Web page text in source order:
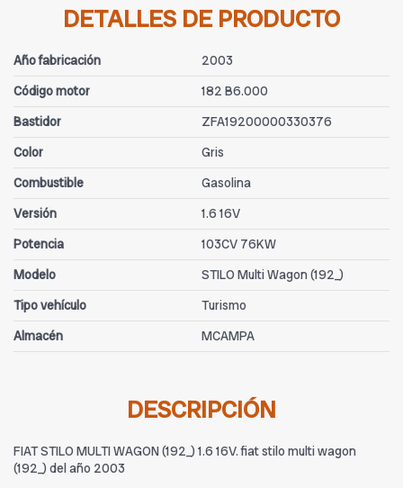
DETALLES DE PRODUCTO
Año fabricación
2003
Código motor
182 B6.000
Bastidor
ZFA19200000330376
Color
Gris
Combustible
Gasolina
Versión
1.6 16V
Potencia
103CV 76KW
Modelo
STILO Multi Wagon (192_)
Tipo vehículo
Turismo
Almacén
MCAMPA
DESCRIPCIÓN
FIAT STILO MULTI WAGON (192_) 1.6 16V. fiat stilo multi wagon
(192_) del año 2003